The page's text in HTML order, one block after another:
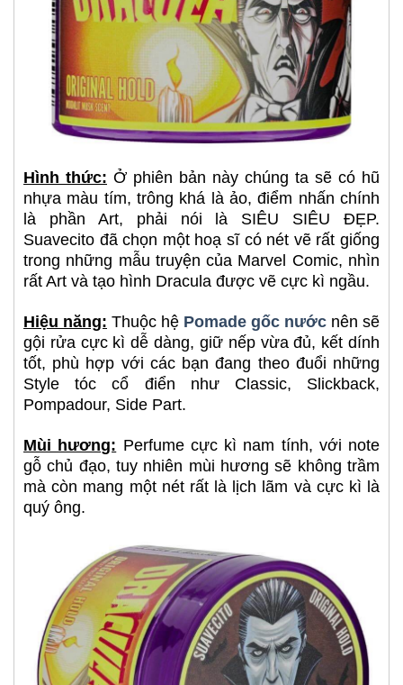
Hình thức: Ở phiên bản này chúng ta sẽ có hũ
nhựa màu tím, trông khá là ảo, điểm nhấn chính
là phần Art, phải nói là SIÊU SIÊU ĐẸP.
Suavecito đã chọn một hoạ sĩ có nét vẽ rất giống
trong những mẫu truyện của Marvel Comic, nhìn
rất Art và tạo hình Dracula được vẽ cực kì ngầu.
Hiệu năng: Thuộc hệ Pomade gốc nước nên sẽ
gội rửa cực kì dễ dàng, giữ nếp vừa đủ, kết dính
tốt, phù hợp với các bạn đang theo đuổi những
Style tóc cổ điển như Classic, Slickback,
Pompadour, Side Part.
Mùi hương: Perfume cực kì nam tính, với note
gỗ chủ đạo, tuy nhiên mùi hương sẽ không trầm
mà còn mang một nét rất là lịch lãm và cực kì là
quý ông.